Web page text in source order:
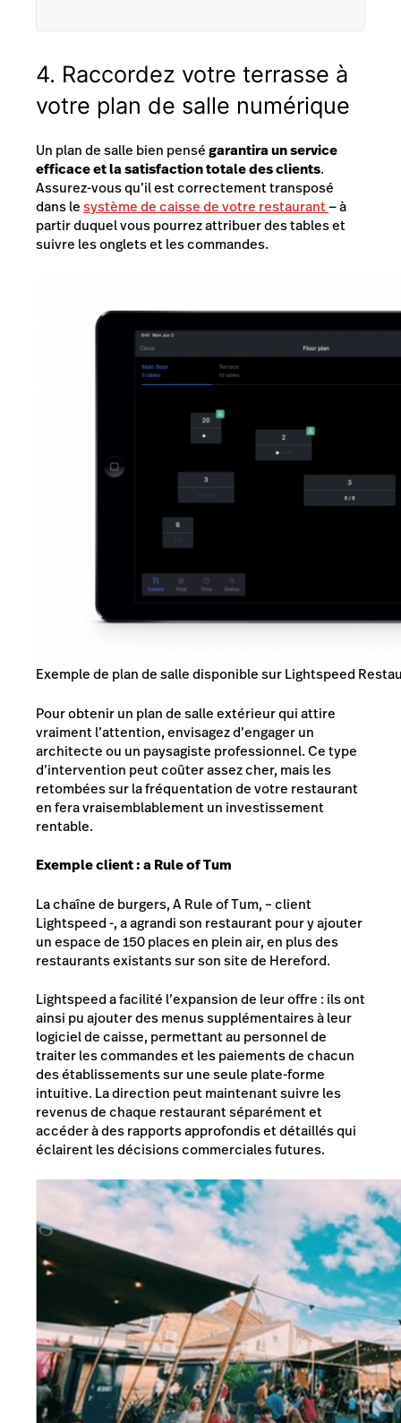
4. Raccordez votre terrasse à
votre plan de salle numérique
Un plan de salle bien penségarantira un service
efficace et la satisfaction totale des clients.
Assurez-vous qu’il est correctement transposé
dans lesystème de caisse de votre restaurant— à
partir duquel vous pourrez attribuer des tables et
suivre les onglets et les commandes.
Exemple de plan de salle disponible sur Lightspeed
Pour obtenir un plan de salle extérieur qui attire
vraiment l’attention, envisagez d’engager un
architecte ou un paysagiste professionnel. Ce type
d’intervention peut coûter assez cher, mais les
retombées sur la fréquentation de votre restaurant
en fera vraisemblablement un investissement
rentable.
Exemple client : a Rule of Tum
La chaîne de burgers, A Rule of Tum, – client
Lightspeed -, a agrandi son restaurant pour y ajouter
un espace de 150 places en plein air, en plus des
restaurants existants sur son site de Hereford.
Lightspeed a facilité l’expansion de leur offre : ils ont
ainsi pu ajouter des menus supplémentaires à leur
logiciel de caisse, permettant au personnel de
traiter les commandes et les paiements de chacun
des établissements sur une seule plate-forme
intuitive. La direction peut maintenant suivre les
revenus de chaque restaurant séparément et
accéder à des rapports approfondis et détaillés qui
éclairent les décisions commerciales futures.